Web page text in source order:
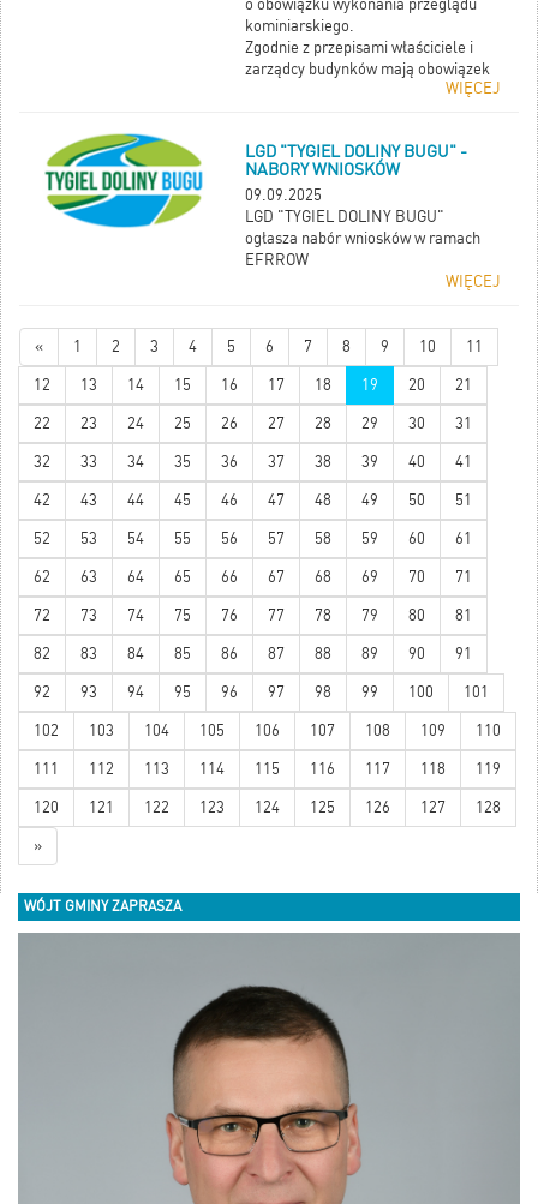
o obowiązku wykonania przeglądu
kominiarskiego.
Zgodnie z przepisami właściciele i
zarządcy budynków mają obowiązek
zlecania przeglądów przewodów
wyłącznie mistrz kominiarski (art. 62
ust. 1 pkt 1 lit. c ustawy z dnia 7 lipca
1994 r. Prawo budowlane – t.j.
Dz.U.2025.418).
WIĘCEJ
LGD "TYGIEL DOLINY BUGU" -
NABORY WNIOSKÓW
09.09.2025
LGD "TYGIEL DOLINY BUGU"
ogłasza nabór wniosków w ramach
EFRROW
WIĘCEJ
« 1 2 3 4 5 6 7 8 9 10 11
12 13 14 15 16 17 18 19 20 21
22 23 24 25 26 27 28 29 30 31
32 33 34 35 36 37 38 39 40 41
42 43 44 45 46 47 48 49 50 51
52 53 54 55 56 57 58 59 60 61
62 63 64 65 66 67 68 69 70 71
72 73 74 75 76 77 78 79 80 81
82 83 84 85 86 87 88 89 90 91
92 93 94 95 96 97 98 99 100 101
102 103 104 105 106 107 108 109 110
111 112 113 114 115 116 117 118 119
120 121 122 123 124 125 126 127 128
»
WÓJT GMINY ZAPRASZA